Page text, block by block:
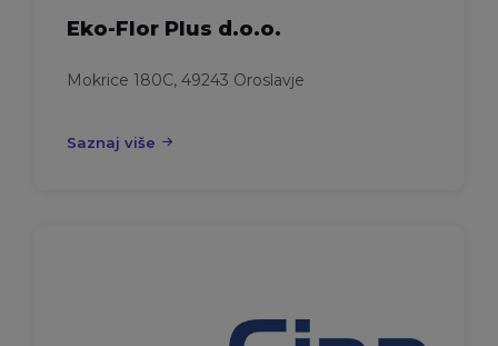
Eko-Flor Plus d.o.o.
Mokrice 180C, 49243 Oroslavje
Saznaj više